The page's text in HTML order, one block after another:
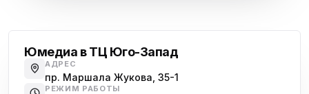
Юмедиа на Наставников
пр. Наставников 35
Юмедиа в ТЦ Юго-Запад
АДРЕС
пр. Маршала Жукова, 35-1
РЕЖИМ РАБОТЫ